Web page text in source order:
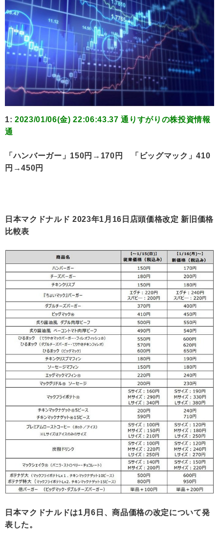
1: 2023/01/06(金) 22:06:43.37 通りすがりの株投資情報
通
「ハンバーガー」150円→170円 「ビッグマック」410
円→450円
日本マクドナルド 2023年1月16日店頭価格改定 新旧価格
比較表
日本マクドナルドは1月6日、商品価格の改定について発
表した。